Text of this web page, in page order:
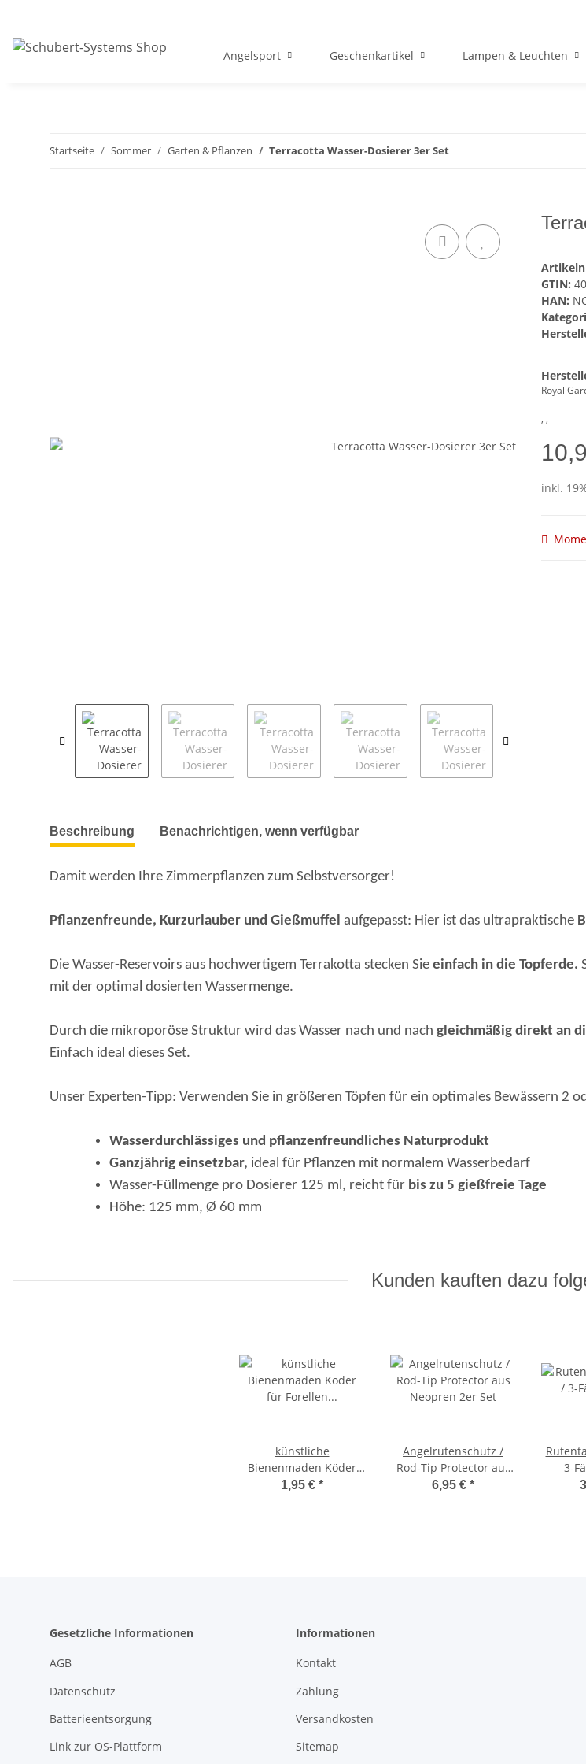
Angelsport Geschenkartikel Lampen & Leuchten
Startseite Sommer Garten & Pflanzen Terracotta Wasser-Dosierer 3er Set
GTIN:
HAN:
Royal
, ,
inkl.
Beschreibung Benachrichtigen, wenn verfügbar
Damit werden Ihre Zimmerpflanzen zum Selbstversorger!
Pflanzenfreunde, Kurzurlauber und Gießmuffel aufgepasst: Hier ist das ultrapraktische
Die Wasser-Reservoirs aus hochwertigem Terrakotta stecken Sie einfach in die Topferde.
mit der optimal dosierten Wassermenge.
Durch die mikroporöse Struktur wird das Wasser nach und nach gleichmäßig direkt an
Einfach ideal dieses Set.
Unser Experten-Tipp: Verwenden Sie in größeren Töpfen für ein optimales Bewässern 2
Wasserdurchlässiges und pflanzenfreundliches Naturprodukt
Ganzjährig einsetzbar, ideal für Pflanzen mit normalem Wasserbedarf
Wasser-Füllmenge pro Dosierer 125 ml, reicht für bis zu 5 gießfreie Tage
Höhe: 125 mm, Ø 60 mm
Kunden kauften dazu
künstliche
Bienenmaden Köder
für Forellen bronze-
1,95 € *
Angelrutenschutz /
Rod-Tip Protector aus
Neopren 2er Set
6,95 € *
3-
Gesetzliche Informationen
AGB
Datenschutz
Batterieentsorgung
Link zur OS-Plattform
Informationen
Kontakt
Zahlung
Versandkosten
Sitemap